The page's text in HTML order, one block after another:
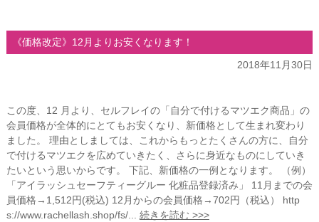
《価格改定》12月よりお安くなります！
2018年11月30日
この度、12 月より、セルフレイの「自分で付けるマツエク商品」の
会員価格が全体的にとてもお安くなり、新価格として生まれ変わり
ました。 理由としましては、これからもっとたくさんの方に、自分
で付けるマツエクを広めていきたく、さらに身近なものにしていき
たいという思いからです。 下記、新価格の一例となります。 （例）
「アイラッシュセーフティーグルー 化粧品登録済み」 11月までの会
員価格→1,512円(税込) 12月からの会員価格→702円（税込） http
s://www.rachellash.shop/fs/... 続きを読む >>>